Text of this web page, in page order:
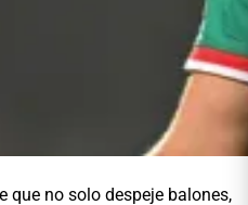
que no solo despeje balones,